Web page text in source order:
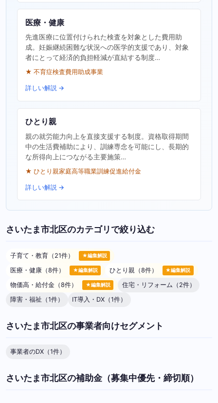
医療・健康
先進医療に位置付けられた検査を対象とした費用助
成。妊娠継続困難な状況への医学的支援であり、対象
者にとって経済的負担軽減が直結する制度…
★ 不育症検査費用助成事業
詳しい解説 →
ひとり親
親の就労能力向上を直接支援する制度。資格取得期間
中の生活費補助により、訓練専念を可能にし、長期的
な所得向上につながる主要施策…
★ ひとり親家庭高等職業訓練促進給付金
詳しい解説 →
さいたま市北区のカテゴリで絞り込む
子育て・教育（21件） ★編集解説
医療・健康（8件） ★編集解説 ひとり親（8件） ★編集解説
物価高・給付金（8件） ★編集解説
住宅・リフォーム（2件）
障害・福祉（1件）
IT導入・DX（1件）
さいたま市北区の事業者向けセグメント
事業者のDX（1件）
さいたま市北区の補助金（募集中優先・締切順）